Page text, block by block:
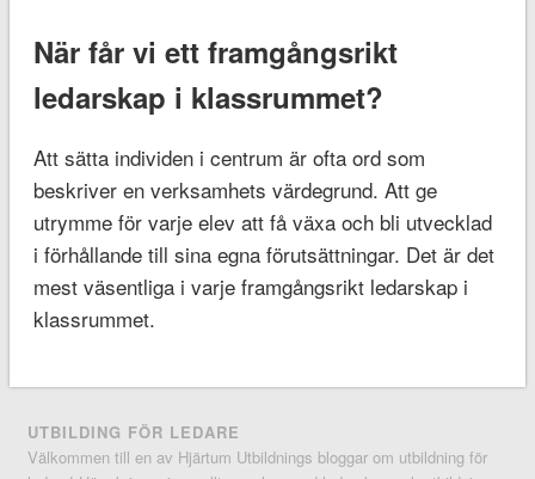
När får vi ett framgångsrikt
ledarskap i klassrummet?
Att sätta individen i centrum är ofta ord som
beskriver en verksamhets värdegrund. Att ge
utrymme för varje elev att få växa och bli utvecklad
i förhållande till sina egna förutsättningar. Det är det
mest väsentliga i varje framgångsrikt ledarskap i
klassrummet.
UTBILDING FÖR LEDARE
Välkommen till en av Hjärtum Utbildnings bloggar om utbildning för